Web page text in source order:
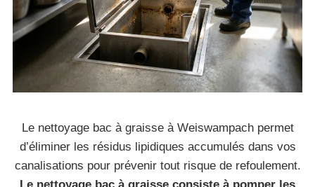
Le nettoyage bac à graisse à Weiswampach permet
d’éliminer les résidus lipidiques accumulés dans vos
canalisations pour prévenir tout risque de refoulement.